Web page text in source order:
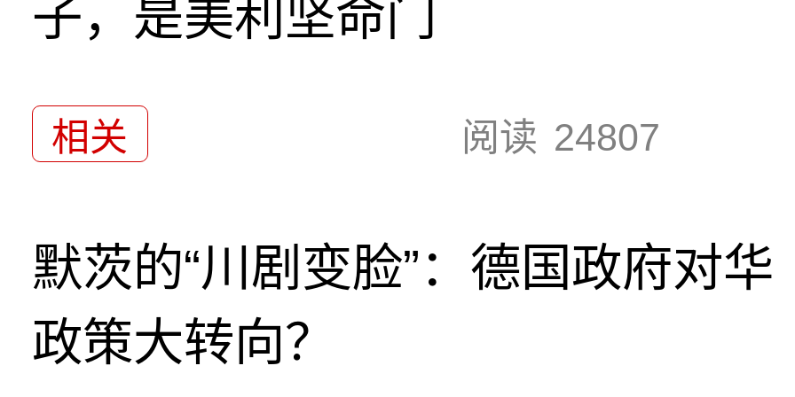
子，是美利坚命门
相关 阅读 24807
默茨的“川剧变脸”：德国政府对华
政策大转向？